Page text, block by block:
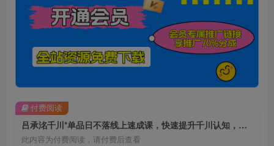
吕承洺千川*单品日不落线上速成课，快速提升千川认知，掌握单品店播核心运营技能
此内容为付费阅读，请付费后查看
付费阅读